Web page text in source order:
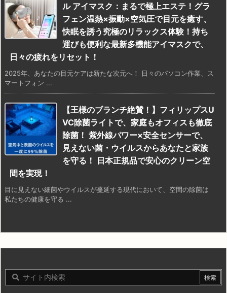
ル アイマスク：まるで極上エステ！グラ
フェン温熱×振動×空気圧で目元を癒す、
快眠を誘う究極のリラックス体験！持ち
運びも便利な最新多機能アイマスクで、
日々の疲れをリセット！
2025年、あなたの目元ケアは新たな次元へ！ 日々のパソコン作業、ス
マートフォン ...
【王様のブランチ絶賛！】フィリップスU
VC除菌ライトで、家庭もオフィスも徹底
除菌！ 紫外線パワー×安全センサーで、
見えない菌・ウイルスからあなたと家族
を守る！ 日本正規品で安心のクリーン空
間を実現！
目に見えない細菌やウイルスが蔓延する現代において、空間の除菌は
私たちの健康を守る ...